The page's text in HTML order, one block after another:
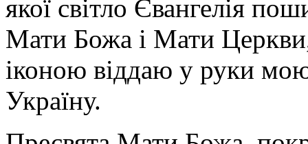
якої світло Євангелія
Мати Божа і Мати
іконою віддаю у руки
Україну.